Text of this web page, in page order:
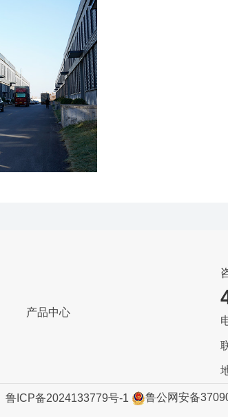
产品中心
鲁ICP备2024133779号-1 鲁公网安备